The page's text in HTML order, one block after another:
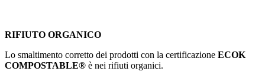
RIFIUTO ORGANICO
Lo smaltimento corretto dei prodotti con la certificazione ECOK
COMPOSTABLE® è nei rifiuti organici.